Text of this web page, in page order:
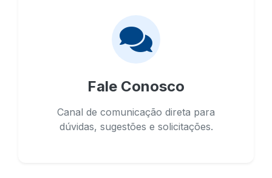
Fale Conosco
Canal de comunicação direta para
dúvidas, sugestões e solicitações.